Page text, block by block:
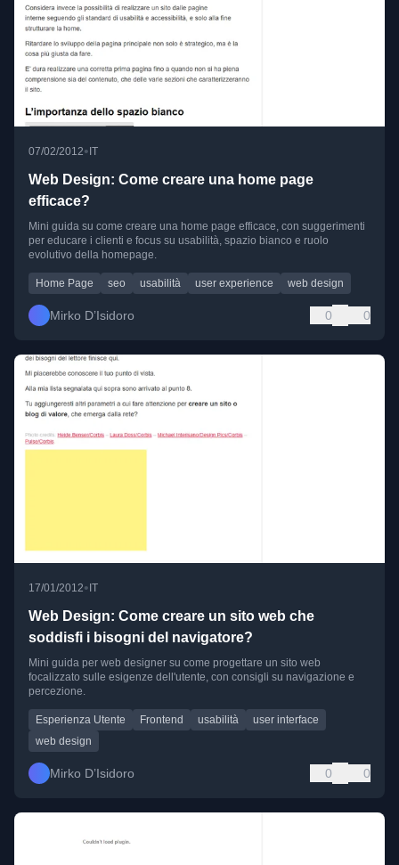
07/02/2012• IT
Web Design: Come creare una home page
efficace?
Mini guida su come creare una home page efficace, con suggerimenti
per educare i clienti e focus su usabilità, spazio bianco e ruolo
evolutivo della homepage.
Home Page seo usabilità user experience web design
Mirko D’Isidoro 0 0
17/01/2012• IT
Web Design: Come creare un sito web che
soddisfi i bisogni del navigatore?
Mini guida per web designer su come progettare un sito web
focalizzato sulle esigenze dell'utente, con consigli su navigazione e
percezione.
Esperienza Utente Frontend usabilità
user interface
web design
Mirko D’Isidoro 0 0